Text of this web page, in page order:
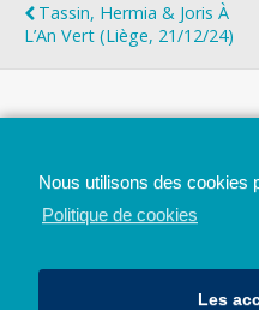
Tassin, Hermia & Joris À
L’An Vert (Liège, 21/12/24)
Nous utilisons des cookies
Politique de cookies
Les